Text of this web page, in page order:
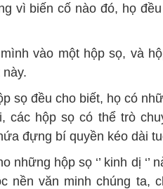
vì biến cố nào đó, họ
vào một hộp sọ, và
sọ đều cho biết, họ có
các hộp sọ có thể trò
đựng bí quyền kéo dài
hộp sọ ‘’ kinh dị ‘’
nền văn minh chúng ta,